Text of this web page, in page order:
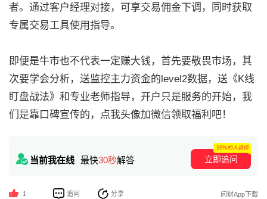
者。通过客户经理对接，可享交易佣金下调，同时获取
专属交易工具使用指导。
即便是牛市也不代表一定赚大钱，首先要敬畏市场，其
次要学会分析，送监控主力资金的level2数据，送《K线
盯盘战法》和专业老师指导，开户只是服务的开始，我
们是靠口碑宣传的，点我头像加微信领取福利吧！
当前我在线 最快30秒解答 立即追问
99%的人选择
1 追问 分享 问财App下载